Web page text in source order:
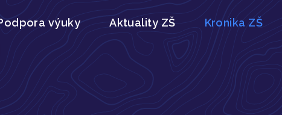
výuky Aktuality ZŠ Kronika ZŠ